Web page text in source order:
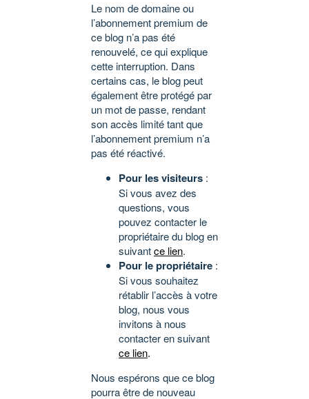
Le nom de domaine ou
l’abonnement premium de
ce blog n’a pas été
renouvelé, ce qui explique
cette interruption. Dans
certains cas, le blog peut
également être protégé par
un mot de passe, rendant
son accès limité tant que
l’abonnement premium n’a
pas été réactivé.
Pour les visiteurs :
Si vous avez des
questions, vous
pouvez contacter le
propriétaire du blog en
suivantce lien.
Pour le propriétaire :
Si vous souhaitez
rétablir l’accès à votre
blog, nous vous
invitons à nous
contacter en suivant
ce lien.
Nous espérons que ce blog
pourra être de nouveau